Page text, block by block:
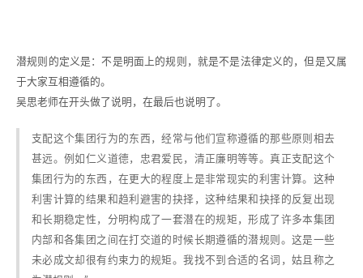
潜规则的定义是：不是明面上的规则，就是不是法律定义的，但是又属
于大家互相遵循的。
吴思老师在开头做了说明，在最后也说明了。
支配这个集团行为的东西，经常与他们宣称遵循的那些原则相去
甚远。例如仁义道德，忠君爱民，清正廉明等等。真正支配这个
集团行为的东西，在更大的程度上是非常现实的利害计算。这种
利害计算的结果和趋利避害的抉择，这种结果和抉择的反复出现
和长期稳定性，分明构成了一套潜在的规矩，形成了许多本集团
内部和各集团之间在打交道的时候长期遵循的潜规则。这是一些
未必成文却很有约束力的规矩。我找不到合适的名词，姑且称之